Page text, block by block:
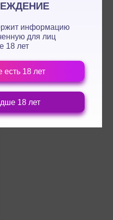
информацию
для лиц
18 лет
18 лет
18 лет
16500 ₸